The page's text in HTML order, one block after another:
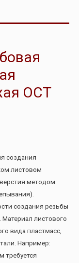
ОСТ
создания
листовом
методом
создания резьбы
листового
вида пластмасс,
Например:
требуется